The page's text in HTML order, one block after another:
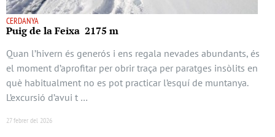
CERDANYA
Puig de la Feixa 2175 m
Quan l’hivern és generós i ens regala nevades abundants, és
el moment d’aprofitar per obrir traça per paratges insòlits en
què habitualment no es pot practicar l’esquí de muntanya.
L’excursió d’avui t …
27 febrer del 2026